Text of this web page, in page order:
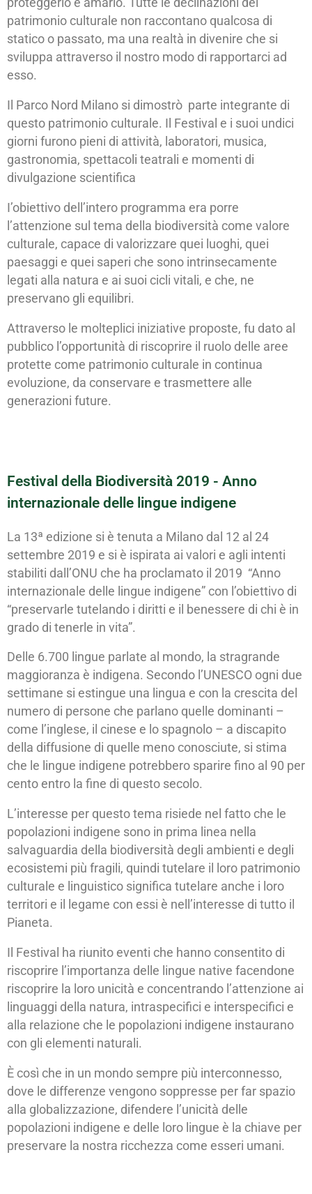
proteggerlo e amarlo. Tutte le declinazioni del
patrimonio culturale non raccontano qualcosa di
statico o passato, ma una realtà in divenire che si
sviluppa attraverso il nostro modo di rapportarci ad
esso.
Il Parco Nord Milano si dimostrò parte integrante di
questo patrimonio culturale. Il Festival e i suoi undici
giorni furono pieni di attività, laboratori, musica,
gastronomia, spettacoli teatrali e momenti di
divulgazione scientifica
I’obiettivo dell’intero programma era porre
l’attenzione sul tema della biodiversità come valore
culturale, capace di valorizzare quei luoghi, quei
paesaggi e quei saperi che sono intrinsecamente
legati alla natura e ai suoi cicli vitali, e che, ne
preservano gli equilibri.
Attraverso le molteplici iniziative proposte, fu dato al
pubblico l’opportunità di riscoprire il ruolo delle aree
protette come patrimonio culturale in continua
evoluzione, da conservare e trasmettere alle
generazioni future.
Festival della Biodiversità 2019 - Anno
internazionale delle lingue indigene
La 13ª edizione si è tenuta a Milano dal 12 al 24
settembre 2019 e si è ispirata ai valori e agli intenti
stabiliti dall’ONU che ha proclamato il 2019 “Anno
internazionale delle lingue indigene” con l’obiettivo di
“preservarle tutelando i diritti e il benessere di chi è in
grado di tenerle in vita”.
Delle 6.700 lingue parlate al mondo, la stragrande
maggioranza è indigena. Secondo l’UNESCO ogni due
settimane si estingue una lingua e con la crescita del
numero di persone che parlano quelle dominanti –
come l’inglese, il cinese e lo spagnolo – a discapito
della diffusione di quelle meno conosciute, si stima
che le lingue indigene potrebbero sparire fino al 90 per
cento entro la fine di questo secolo.
L’interesse per questo tema risiede nel fatto che le
popolazioni indigene sono in prima linea nella
salvaguardia della biodiversità degli ambienti e degli
ecosistemi più fragili, quindi tutelare il loro patrimonio
culturale e linguistico significa tutelare anche i loro
territori e il legame con essi è nell’interesse di tutto il
Pianeta.
Il Festival ha riunito eventi che hanno consentito di
riscoprire l’importanza delle lingue native facendone
riscoprire la loro unicità e concentrando l’attenzione ai
linguaggi della natura, intraspecifici e interspecifici e
alla relazione che le popolazioni indigene instaurano
con gli elementi naturali.
È così che in un mondo sempre più interconnesso,
dove le differenze vengono soppresse per far spazio
alla globalizzazione, difendere l’unicità delle
popolazioni indigene e delle loro lingue è la chiave per
preservare la nostra ricchezza come esseri umani.